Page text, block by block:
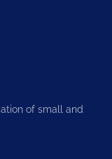
of small and